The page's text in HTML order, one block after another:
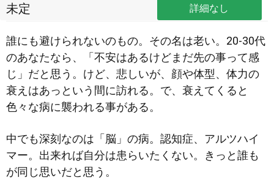
未定 詳細なし
誰にも避けられないのもの。その名は老い。20-30代
のあなたなら、「不安はあるけどまだ先の事って感
じ」だと思う。けど、悲しいが、顔や体型、体力の
衰えはあっという間に訪れる。で、衰えてくると
色々な病に襲われる事がある。
中でも深刻なのは「脳」の病。認知症、アルツハイ
マー。出来れば自分は患らいたくない。きっと誰も
が同じ思いだと思う。